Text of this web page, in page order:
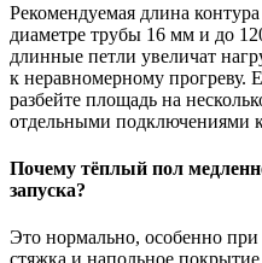
Рекомендуемая длина
диаметре трубы 16 мм и до
длинные петли увеличат
к неравномерному прогреву.
разбейте площадь на
отдельными подключениями к
Почему тёплый пол
запуска?
Это нормально, особенно